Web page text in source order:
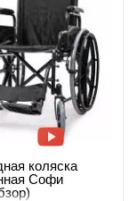
коляска
Софи